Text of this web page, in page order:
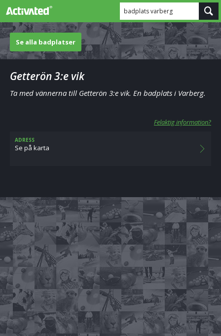
badplats varberg
Se alla badplatser
Getterön 3:e vik
Ta med vännerna till Getterön 3:e vik. En badplats i Varberg.
Felaktig information?
ADRESS
Se på karta